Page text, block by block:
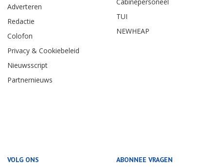
Adverteren
Redactie
Colofon
Privacy & Cookiebeleid
Nieuwsscript
Partnernieuws
TUI
NEWHEAP
VOLG ONS ABONNEE VRAGEN